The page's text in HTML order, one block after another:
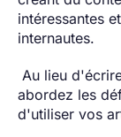
intéressantes
internautes.
Au lieu
abordez les
d'utiliser vos